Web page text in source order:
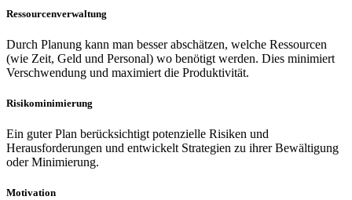
Ressourcenverwaltung
Durch Planung kann man besser abschätzen, welche Ressourcen
(wie Zeit, Geld und Personal) wo benötigt werden. Dies minimiert
Verschwendung und maximiert die Produktivität.
Risikominimierung
Ein guter Plan berücksichtigt potenzielle Risiken und
Herausforderungen und entwickelt Strategien zu ihrer Bewältigung
oder Minimierung.
Motivation